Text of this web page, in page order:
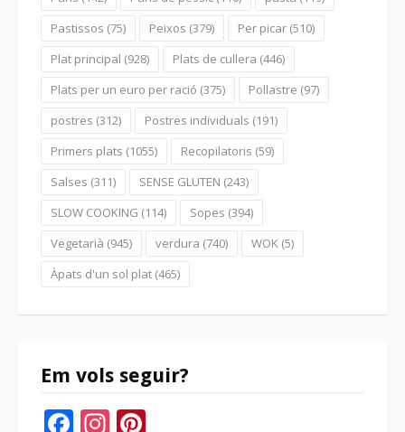
Pastissos (75) Peixos (379) Per picar (510)
Plat principal (928) Plats de cullera (446)
Plats per un euro per ració (375) Pollastre (97)
postres (312) Postres individuals (191)
Primers plats (1055) Recopilatoris (59)
Salses (311) SENSE GLUTEN (243)
SLOW COOKING (114) Sopes (394)
Vegetarià (945) verdura (740) WOK (5)
Àpats d'un sol plat (465)
Em vols seguir?
Facebook
Instagram